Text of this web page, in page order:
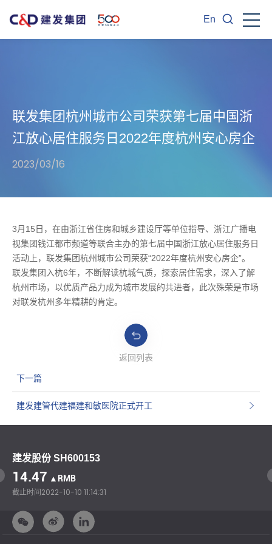
En
联发集团杭州城市公司荣获第七届中国浙
江放心居住服务日2022年度杭州安心房企
2023/03/16
3月15日，在由浙江省住房和城乡建设厅等单位指导、浙江广播电
视集团钱江都市频道等联合主办的第七届中国浙江放心居住服务日
活动上，联发集团杭州城市公司荣获“2022年度杭州安心房企”。
联发集团入杭6年，不断解读杭城气质，探索居住需求，深入了解
杭州市场，以优质产品力成为城市发展的共进者，此次殊荣是市场
对联发杭州多年精耕的肯定。
返回列表
下一篇
建发建管代建福建和敏医院正式开工
建发股份 SH600153
14.47 ▲RMB
截止时间2022-10-10 11:14:31